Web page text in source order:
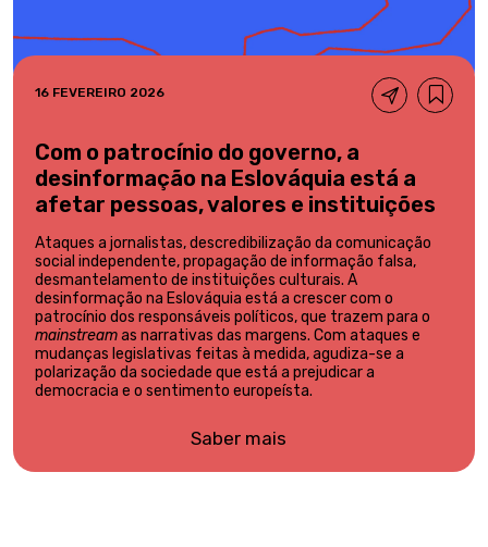
16 FEVEREIRO 2026
Com o patrocínio do governo, a
desinformação na Eslováquia está a
afetar pessoas, valores e instituições
Ataques a jornalistas, descredibilização da comunicação
social independente, propagação de informação falsa,
desmantelamento de instituições culturais. A
desinformação na Eslováquia está a crescer com o
patrocínio dos responsáveis políticos, que trazem para o
mainstreamas narrativas das margens. Com ataques e
mudanças legislativas feitas à medida, agudiza-se a
polarização da sociedade que está a prejudicar a
democracia e o sentimento europeísta.
Saber mais